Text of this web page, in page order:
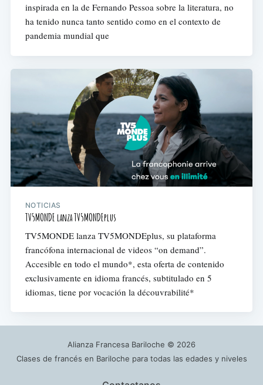
inspirada en la de Fernando Pessoa sobre la literatura, no
ha tenido nunca tanto sentido como en el contexto de
pandemia mundial que
NOTICIAS
TV5MONDE lanza TV5MONDEplus
TV5MONDE lanza TV5MONDEplus, su plataforma
francófona internacional de videos “on demand”.
Accesible en todo el mundo*, esta oferta de contenido
exclusivamente en idioma francés, subtitulado en 5
idiomas, tiene por vocación la découvrabilité*
Alianza Francesa Bariloche © 2026
Clases de francés en Bariloche para todas las edades y niveles